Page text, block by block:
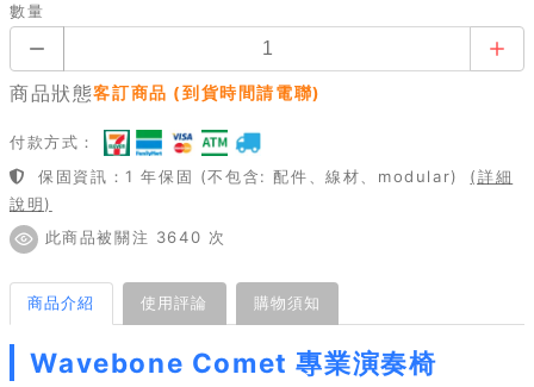
數量
商品狀態客訂商品 (到貨時間請電聯)
付款方式：
保固資訊：1 年保固 (不包含: 配件、線材、modular)
(詳細
說明)
此商品被關注 3640 次
商品介紹 使用評論 購物須知
Wavebone Comet 專業演奏椅